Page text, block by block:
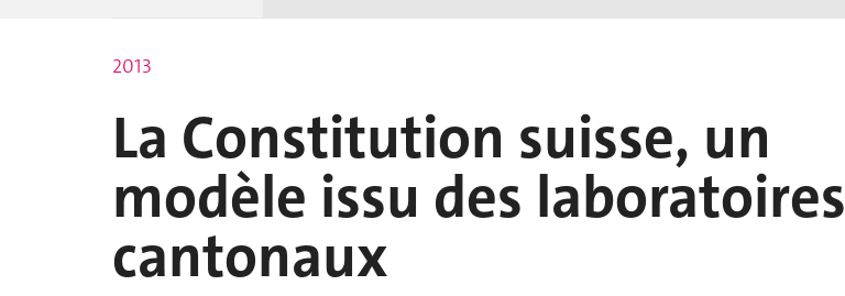
2013
La Constitution suisse, un
modèle issu des laboratoires
cantonaux